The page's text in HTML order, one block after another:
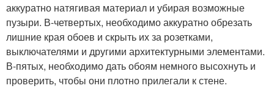
аккуратно натягивая материал и убирая возможные
пузыри. В-четвертых, необходимо аккуратно обрезать
лишние края обоев и скрыть их за розетками,
выключателями и другими архитектурными элементами.
В-пятых, необходимо дать обоям немного высохнуть и
проверить, чтобы они плотно прилегали к стене.